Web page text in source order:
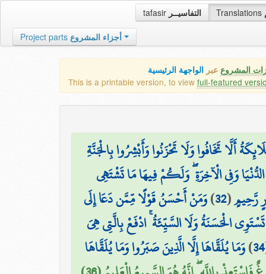
tafasir التفاسيــر Translations
Project parts أجزاء المشروع
المشروع عبر الواجهة الرئيسية
This is a printable version, to view full-featured
أَلَّا تَخَافُوا وَلَا تَحْزَنُوا وَأَبْشِرُوا بِالْجَنَّةِ
وَفِي الْآخِرَةِ ۖ وَلَكُمْ فِيهَا مَا تَشْتَهِي
رَّحِيمٍ(
32
)وَمَنْ أَحْسَنُ قَوْلًا مِّمَّن دَعَا إِلَى
الْحَسَنَةُ وَلَا السَّيِّئَةُ ۚ ادْفَعْ بِالَّتِي هِيَ
34
)وَمَا يُلَقَّاهَا إِلَّا الَّذِينَ صَبَرُوا وَمَا يُلَقَّاهَا